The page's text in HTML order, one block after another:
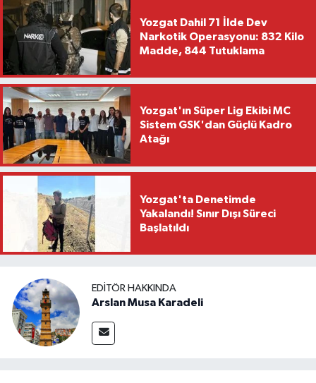
Yozgat Dahil 71 İlde Dev
Narkotik Operasyonu: 832 Kilo
Madde, 844 Tutuklama
Yozgat'ın Süper Lig Ekibi MC
Sistem GSK'dan Güçlü Kadro
Atağı
Yozgat'ta Denetimde
Yakalandı! Sınır Dışı Süreci
Başlatıldı
EDITÖR HAKKINDA
Arslan Musa Karadeli